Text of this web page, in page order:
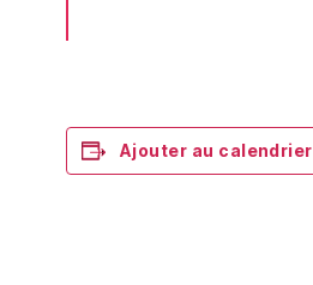
Ajouter au calendrier